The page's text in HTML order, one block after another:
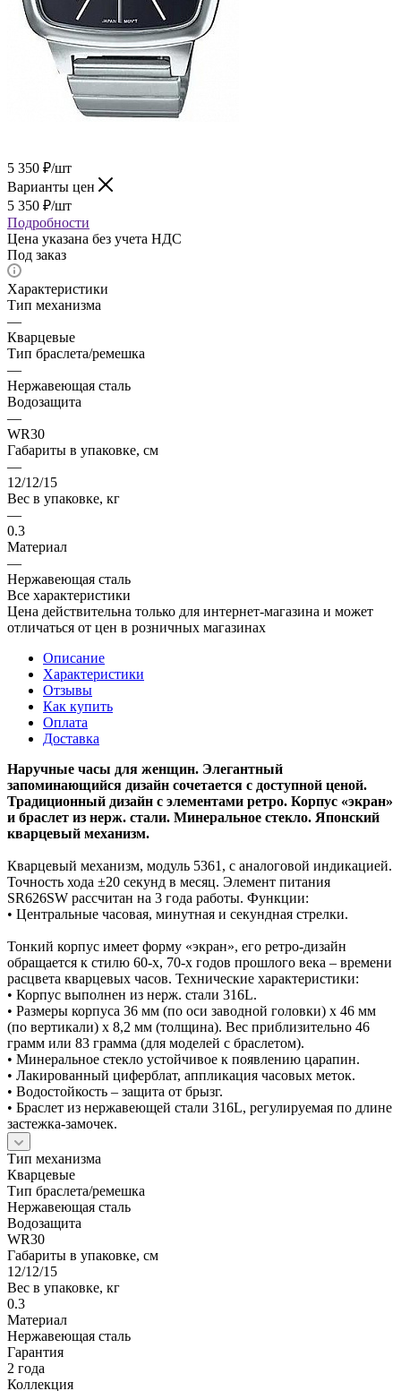
5 350 ₽/шт
Варианты цен
5 350 ₽/шт
Подробности
Цена указана без учета НДС
Под заказ
Характеристики
Тип механизма
—
Кварцевые
Тип браслета/ремешка
—
Нержавеющая сталь
Водозащита
—
WR30
Габариты в упаковке, см
—
12/12/15
Вес в упаковке, кг
—
0.3
Материал
—
Нержавеющая сталь
Все характеристики
Цена действительна только для интернет-магазина и может
отличаться от цен в розничных магазинах
Описание
Характеристики
Отзывы
Как купить
Оплата
Доставка
Наручные часы для женщин. Элегантный
запоминающийся дизайн сочетается с доступной ценой.
Традиционный дизайн с элементами ретро. Корпус «экран»
и браслет из нерж. стали. Минеральное стекло. Японский
кварцевый механизм.
Кварцевый механизм, модуль 5361, с аналоговой индикацией.
Точность хода ±20 секунд в месяц. Элемент питания
SR626SW рассчитан на 3 года работы. Функции:
• Центральные часовая, минутная и секундная стрелки.
Тонкий корпус имеет форму «экран», его ретро-дизайн
обращается к стилю 60-х, 70-х годов прошлого века – времени
расцвета кварцевых часов. Технические характеристики:
• Корпус выполнен из нерж. стали 316L.
• Размеры корпуса 36 мм (по оси заводной головки) х 46 мм
(по вертикали) х 8,2 мм (толщина). Вес приблизительно 46
грамм или 83 грамма (для моделей с браслетом).
• Минеральное стекло устойчивое к появлению царапин.
• Лакированный циферблат, аппликация часовых меток.
• Водостойкость – защита от брызг.
• Браслет из нержавеющей стали 316L, регулируемая по длине
застежка-замочек.
Тип механизма
Кварцевые
Тип браслета/ремешка
Нержавеющая сталь
Водозащита
WR30
Габариты в упаковке, см
12/12/15
Вес в упаковке, кг
0.3
Материал
Нержавеющая сталь
Гарантия
2 года
Коллекция